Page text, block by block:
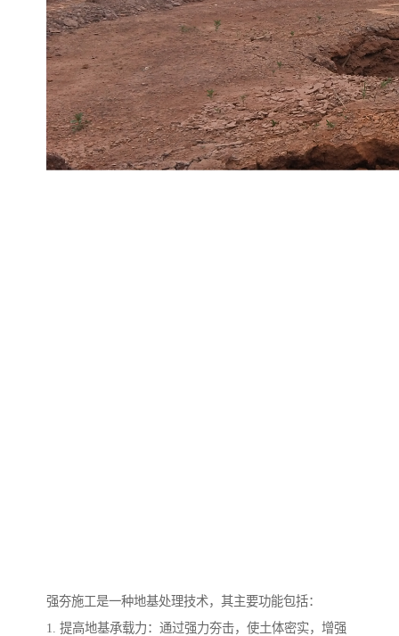
强夯施工是一种地基处理技术，其主要功能包括：
1. 提高地基承载力：通过强力夯击，使土体密实，增强